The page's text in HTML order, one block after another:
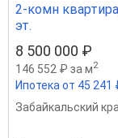
2-комн
эт.
8 500 000 ₽
146 552 ₽ за м2
Ипотека от 45
Забайкальский